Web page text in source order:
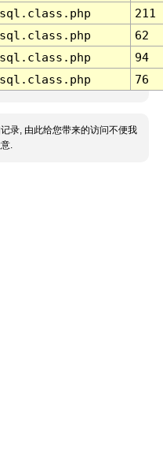
211
62
94
76
录, 由此给您带来的访问不便我
.